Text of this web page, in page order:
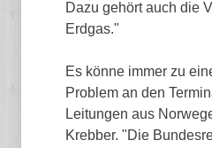
Dazu gehört auch die
Erdgas."
Es könne immer zu
Problem an den
Leitungen aus
Krebber. "Die